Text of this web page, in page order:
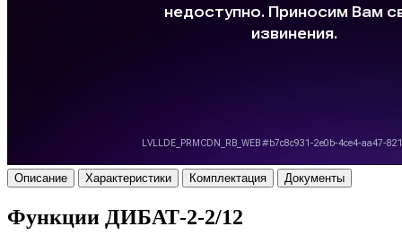
Описание Характеристики Комплектация Документы
Функции ДИБАТ-2-2/12